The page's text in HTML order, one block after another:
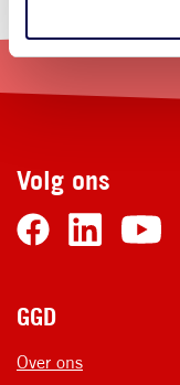
Volg ons
Voet
GGD
Over ons